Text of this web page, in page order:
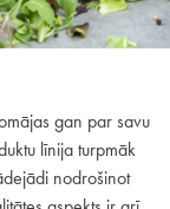
gan par savu
līnija turpmāk
nodrošinot